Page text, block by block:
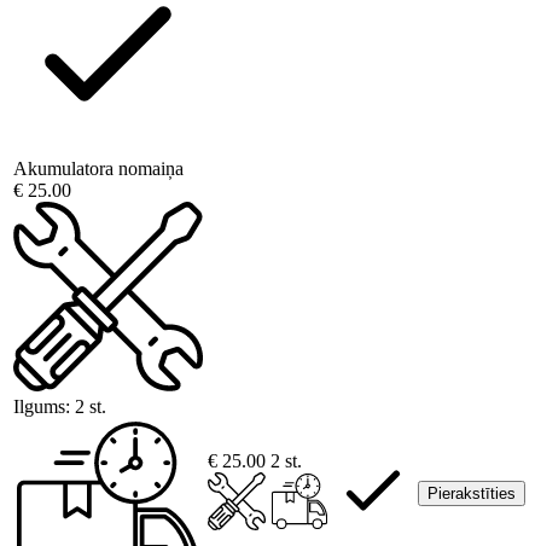
Akumulatora nomaiņa
€ 25.00
Ilgums: 2 st.
€ 25.00 2 st.
Pierakstīties